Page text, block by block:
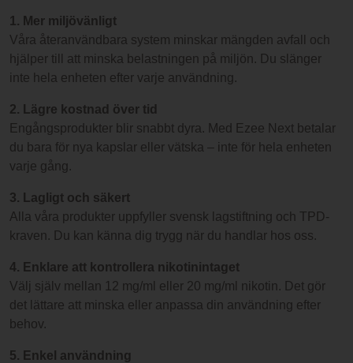
1. Mer miljövänligt
Våra återanvändbara system minskar mängden avfall och
hjälper till att minska belastningen på miljön. Du slänger
inte hela enheten efter varje användning.
2. Lägre kostnad över tid
Engångsprodukter blir snabbt dyra. Med Ezee Next betalar
du bara för nya kapslar eller vätska – inte för hela enheten
varje gång.
3. Lagligt och säkert
Alla våra produkter uppfyller svensk lagstiftning och TPD-
kraven. Du kan känna dig trygg när du handlar hos oss.
4. Enklare att kontrollera nikotinintaget
Välj själv mellan 12 mg/ml eller 20 mg/ml nikotin. Det gör
det lättare att minska eller anpassa din användning efter
behov.
5. Enkel användning